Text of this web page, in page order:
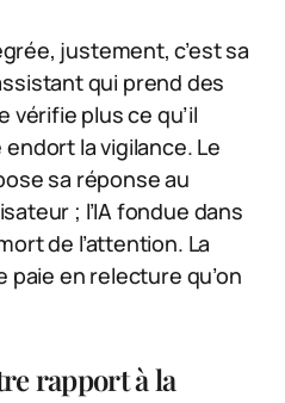
justement, c’est sa
qui prend des
vérifie plus ce qu’il
la vigilance. Le
sa réponse au
; l’IA fondue dans
de l’attention. La
paie en relecture qu’on
rapport à la